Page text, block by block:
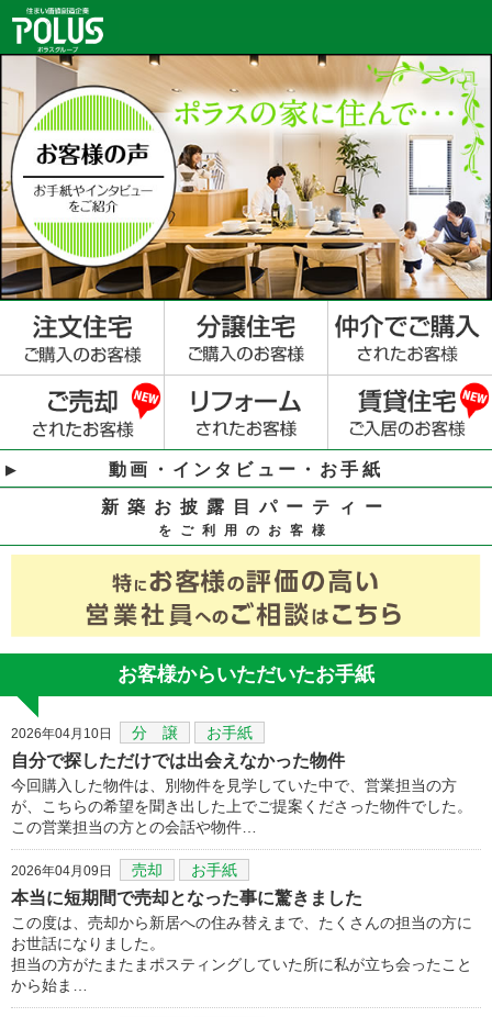
動画・インタビュー・お手紙
新築お披露目パーティー
をご利用のお客様
お客様からいただいたお手紙
2026年04月10日 分 譲 お手紙
自分で探しただけでは出会えなかった物件
今回購入した物件は、別物件を見学していた中で、営業担当の方
が、こちらの希望を聞き出した上でご提案くださった物件でした。
この営業担当の方との会話や物件…
2026年04月09日 売却 お手紙
本当に短期間で売却となった事に驚きました
この度は、売却から新居への住み替えまで、たくさんの担当の方に
お世話になりました。
担当の方がたまたまポスティングしていた所に私が立ち会ったこと
から始ま…